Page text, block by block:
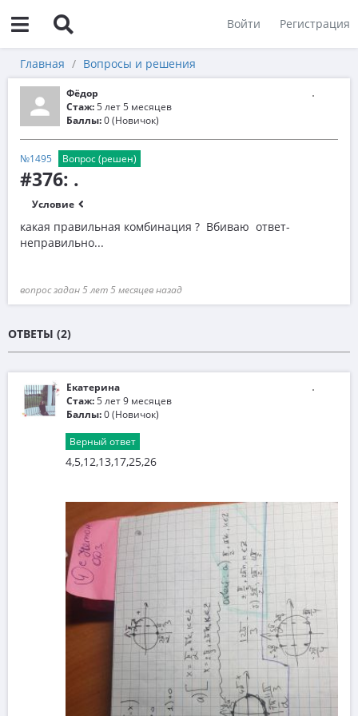
Войти Регистрация
Главная Вопросы и решения
Фёдор
Стаж:5 лет 5 месяцев
Баллы:0 (Новичок)
№1495 Вопрос (решен)
#376: .
Условие
какая правильная комбинация ? Вбиваю ответ-
неправильно...
вопрос задан 5 лет 5 месяцев назад
ОТВЕТЫ (2)
Екатерина
Стаж:5 лет 9 месяцев
Баллы:0 (Новичок)
Верный ответ
4,5,12,13,17,25,26